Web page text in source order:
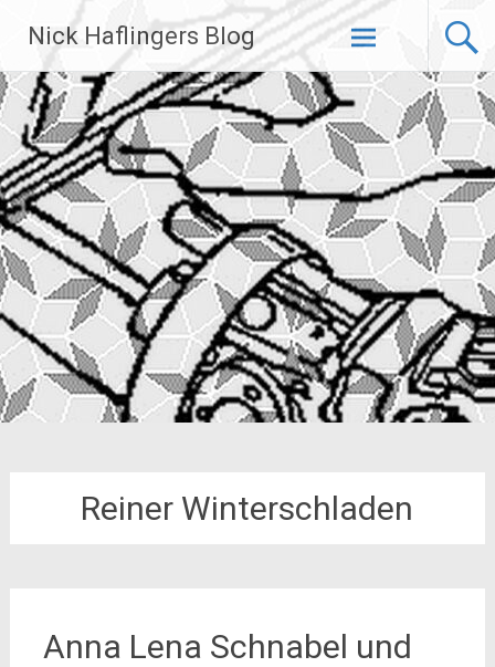
Inhalt
springen
Nick Haflingers Blog
Reiner Winterschladen
Anna Lena Schnabel und